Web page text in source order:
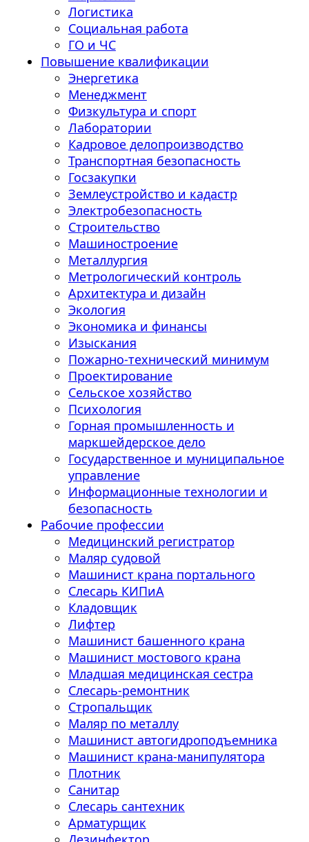
Логистика
Социальная работа
ГО и ЧС
Повышение квалификации
Энергетика
Менеджмент
Физкультура и спорт
Лаборатории
Кадровое делопроизводство
Транспортная безопасность
Госзакупки
Землеустройство и кадастр
Электробезопасность
Строительство
Машиностроение
Металлургия
Метрологический контроль
Архитектура и дизайн
Экология
Экономика и финансы
Изыскания
Пожарно-технический минимум
Проектирование
Сельское хозяйство
Психология
Горная промышленность и
маркшейдерское дело
Государственное и муниципальное
управление
Информационные технологии и
безопасность
Рабочие профессии
Медицинский регистратор
Маляр судовой
Машинист крана портального
Слесарь КИПиА
Кладовщик
Лифтер
Машинист башенного крана
Машинист мостового крана
Младшая медицинская сестра
Слесарь-ремонтник
Стропальщик
Маляр по металлу
Машинист автогидроподъемника
Машинист крана-манипулятора
Плотник
Санитар
Слесарь сантехник
Арматурщик